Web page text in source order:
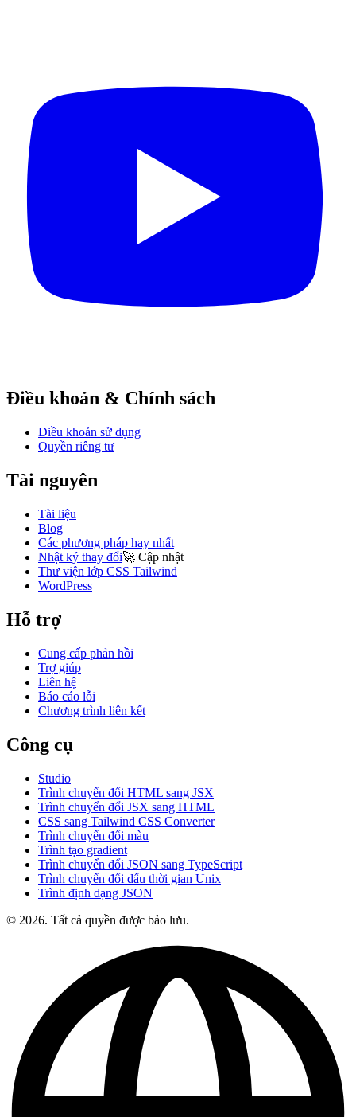
Điều khoản & Chính sách
Điều khoản sử dụng
Quyền riêng tư
Tài nguyên
Tài liệu
Blog
Các phương pháp hay nhất
Nhật ký thay đổi🚀 Cập nhật
Thư viện lớp CSS Tailwind
WordPress
Hỗ trợ
Cung cấp phản hồi
Trợ giúp
Liên hệ
Báo cáo lỗi
Chương trình liên kết
Công cụ
Studio
Trình chuyển đổi HTML sang JSX
Trình chuyển đổi JSX sang HTML
CSS sang Tailwind CSS Converter
Trình chuyển đổi màu
Trình tạo gradient
Trình chuyển đổi JSON sang TypeScript
Trình chuyển đổi dấu thời gian Unix
Trình định dạng JSON
© 2026. Tất cả quyền được bảo lưu.